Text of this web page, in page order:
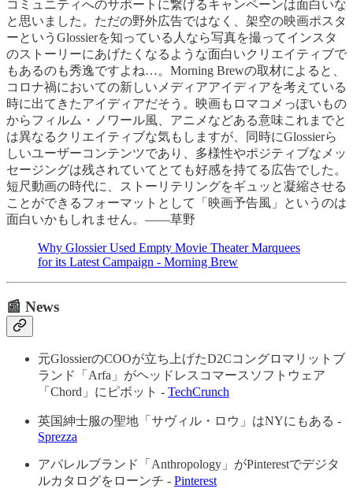
コミュニティへのサポートに繋げるキャンペーンは面白いな
と思いました。ただの野外広告ではなく、架空の映画ポスタ
ーというGlossierを知っている人なら写真を撮ってインスタ
のストーリーにあげたくなるような面白いクリエイティブで
もあるのも秀逸ですよね…。Morning Brewの取材によると、
コロナ禍においての新しいメディアアイディアを考えている
時に出てきたアイディアだそう。映画もロマコメっぽいもの
からフィルム・ノワール風、アニメなどある意味これまでと
は異なるクリエイティブな気もしますが、同時にGlossierら
しいユーザーコンテンツであり、多様性やポジティブなメッ
セージングは残されていてとても好感を持てる広告でした。
短尺動画の時代に、ストーリテリングをギュッと凝縮させる
ことができるフォーマットとして「映画予告風」というのは
面白いかもしれません。——草野
Why Glossier Used Empty Movie Theater Marquees
for its Latest Campaign - Morning Brew
📰 News
元GlossierのCOOが立ち上げたD2Cコングロマリットブ
ランド「Arfa」がヘッドレスコマースソフトウェア
「Chord」にピボット - TechCrunch
英国紳士服の聖地「サヴィル・ロウ」はNYにもある -
Sprezza
アパレルブランド「Anthropology」がPinterestでデジタ
ルカタログをローンチ - Pinterest